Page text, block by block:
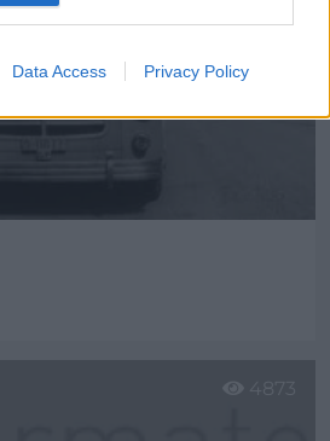
Data Access Privacy Policy